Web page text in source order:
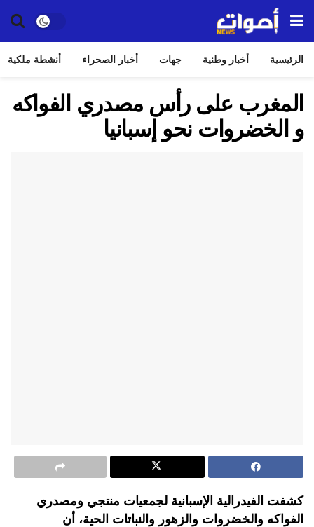
الرئيسية أخبار وطنية جهات أخبار الصحراء أنشطة ملكية
المغرب على رأس مصدري الفواكه
و الخضروات نحو إسبانيا
كشفت الفيدرالية الإسبانية لجمعيات منتجي ومصدري
الفواكه والخضروات والزهور والنباتات الحية، أن